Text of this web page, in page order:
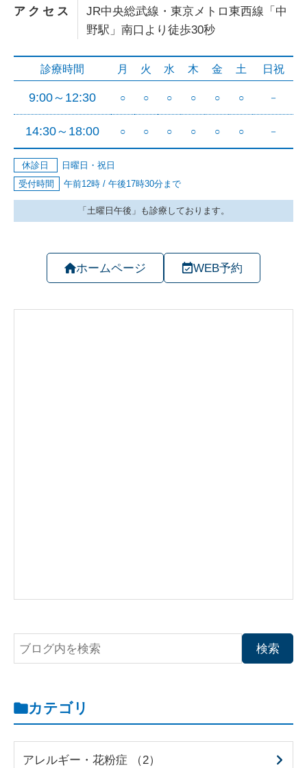
アクセス
JR中央総武線・東京メトロ東西線「中
野駅」南口より徒歩30秒
ホームページ WEB予約
カテゴリ
アレルギー・花粉症 （2）